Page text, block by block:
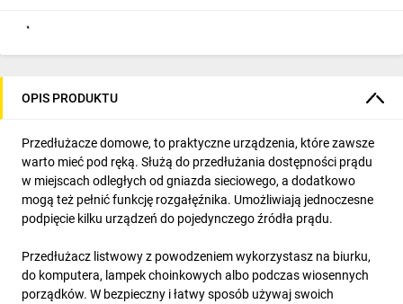
OPIS PRODUKTU
Przedłużacze domowe, to praktyczne urządzenia, które zawsze
warto mieć pod ręką. Służą do przedłużania dostępności prądu
w miejscach odległych od gniazda sieciowego, a dodatkowo
mogą też pełnić funkcję rozgałęźnika. Umożliwiają jednoczesne
podpięcie kilku urządzeń do pojedynczego źródła prądu.
Przedłużacz listwowy z powodzeniem wykorzystasz na biurku,
do komputera, lampek choinkowych albo podczas wiosennych
porządków. W bezpieczny i łatwy sposób używaj swoich